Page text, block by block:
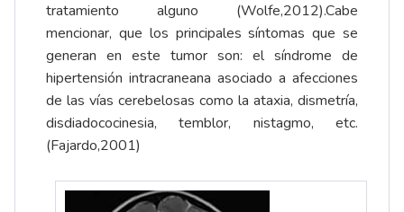
tratamiento alguno (Wolfe,2012).Cabe
mencionar, que los principales síntomas que se
generan en este tumor son: el síndrome de
hipertensión intracraneana asociado a afecciones
de las vías cerebelosas como la ataxia, dismetría,
disdiadococinesia, temblor, nistagmo, etc.
(Fajardo,2001)